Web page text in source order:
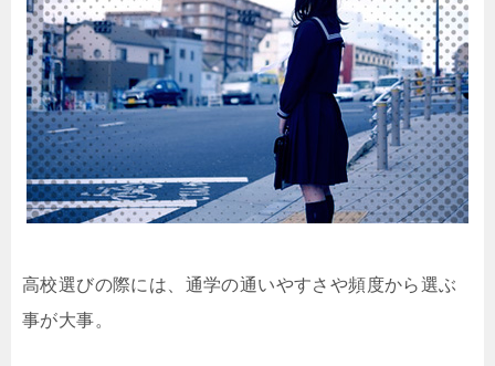
高校選びの際には、通学の通いやすさや頻度から選ぶ
事が大事。